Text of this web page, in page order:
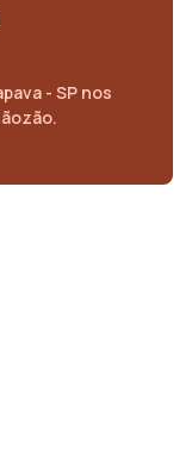
- SP nos